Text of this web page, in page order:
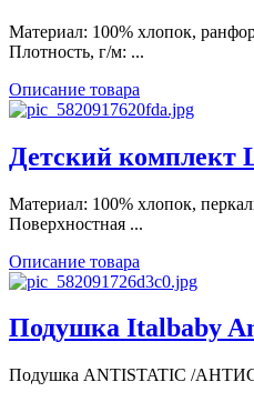
Материал: 100% хлопок,
Плотность, г/м: ...
Описание товара
Детский комплект
Материал: 100% хлопок,
Поверхностная ...
Описание товара
Подушка Italbaby
Подушка ANTISTATIC /